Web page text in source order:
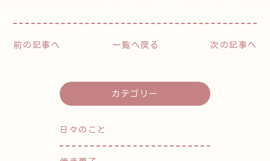
前の記事へ 一覧へ戻る 次の記事へ
カテゴリー
日々のこと